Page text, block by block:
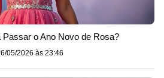
Passar o Ano Novo de Rosa?
05/2026 às 23:46